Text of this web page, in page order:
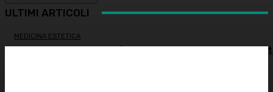
ULTIMI ARTICOLI
MEDICINA ESTETICA
Restituire luce e vitalità allo sguardo, tra medicina